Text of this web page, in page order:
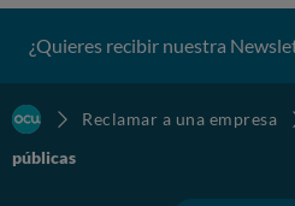
¿Quieres recibir nuestra
Reclamar a una empresa
públicas